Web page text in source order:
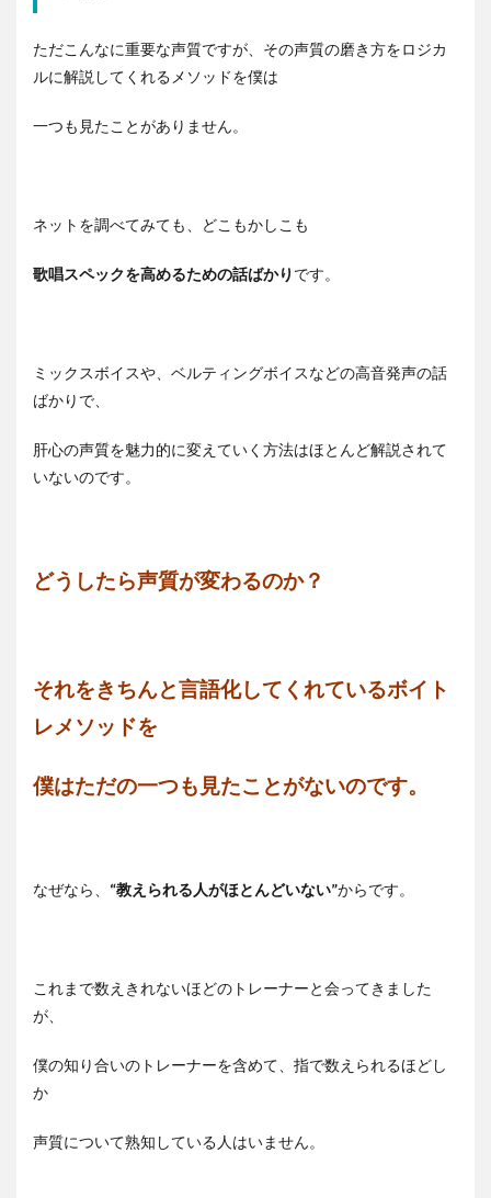
ただこんなに重要な声質ですが、その声質の磨き方をロジカ
ルに解説してくれるメソッドを僕は
一つも見たことがありません。
ネットを調べてみても、どこもかしこも
歌唱スペックを高めるための話ばかり です。
ミックスボイスや、ベルティングボイスなどの高音発声の話
ばかりで、
肝心の声質を魅力的に変えていく方法はほとんど解説されて
いないのです。
どうしたら声質が変わるのか？
それをきちんと言語化してくれているボイト
レメソッドを
僕はただの一つも見たことがないのです。
なぜなら、 “教えられる人がほとんどいない”からです。
これまで数えきれないほどのトレーナーと会ってきました
が、
僕の知り合いのトレーナーを含めて、指で数えられるほどし
か
声質について熟知している人はいません。